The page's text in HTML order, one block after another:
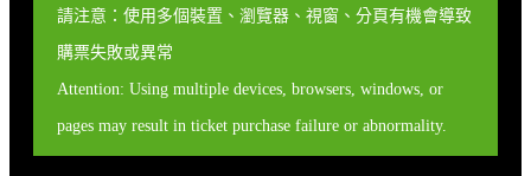
請注意：使用多個裝置、瀏覽器、視窗、分頁有機會導致
購票失敗或異常
Attention: Using multiple devices, browsers, windows, or
pages may result in ticket purchase failure or abnormality.